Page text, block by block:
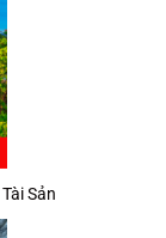
Sản